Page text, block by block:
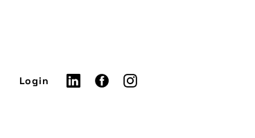
Login